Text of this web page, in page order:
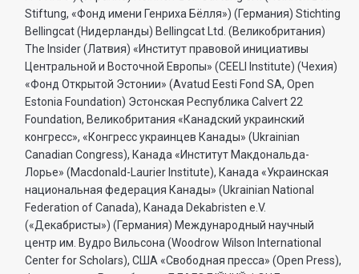
Stiftung, «Фонд имени Генриха Бёлля») (Германия) Stichting
Bellingcat (Нидерланды) Bellingcat Ltd. (Великобритания)
The Insider (Латвия) «Институт правовой инициативы
Центральной и Восточной Европы» (CEELI Institute) (Чехия)
«Фонд Открытой Эстонии» (Avatud Eesti Fond SA, Open
Estonia Foundation) Эстонская Республика Calvert 22
Foundation, Великобритания «Канадский украинский
конгресс», «Конгресс украинцев Канады» (Ukrainian
Canadian Congress), Канада «Институт Макдональда-
Лорье» (Macdonald-Laurier Institute), Канада «Украинская
национальная федерация Канады» (Ukrainian National
Federation of Canada), Канада Dekabristen e.V.
(«Декабристы») (Германия) Международный научный
центр им. Вудро Вильсона (Woodrow Wilson International
Center for Scholars), США «Свободная пресса» (Open Press),